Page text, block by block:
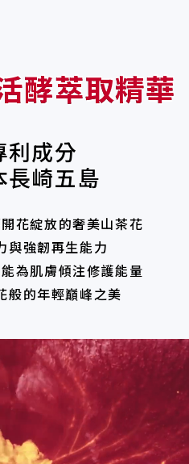
酵萃取精華
利成分
長崎五島
花綻放的奢美山茶花
與強韌再生能力
為肌膚傾注修護能量
般的年輕巔峰之美